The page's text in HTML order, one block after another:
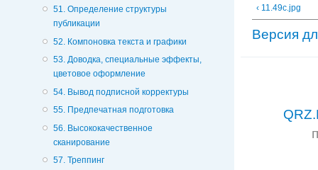
51. Определение структуры
публикации
52. Компоновка текста и графики
53. Доводка, специальные эффекты,
цветовое оформление
54. Вывод подписной корректуры
55. Предпечатная подготовка
56. Высококачественное
сканирование
57. Треппинг
‹ 11.49c.jpg
Версия